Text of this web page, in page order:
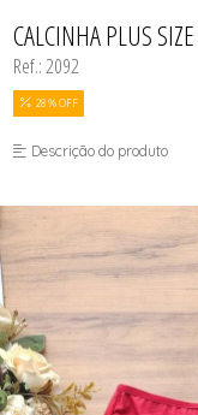
SEX SHOP
CALCINHAS
CAMISOLAS E ROBES
MODA FITNESS
PIJAMAS
CALCINHA PLUS
Ref.: 2092
28 % OFF
Descrição do produto